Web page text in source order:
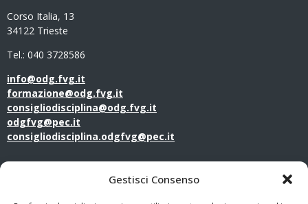
Gestisci Consenso
Corso Italia, 13
34122 Trieste
Tel.: 040 3728586
info@odg.fvg.it
formazione@odg.fvg.it
consigliodisciplina@odg.fvg.it
odgfvg@pec.it
consigliodisciplina.odgfvg@pec.it